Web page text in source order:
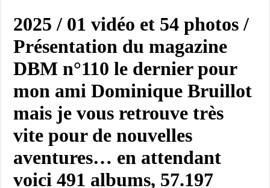
2025 / 01 vidéo et 54 photos /
Présentation du magazine
DBM n°110 le dernier pour
mon ami Dominique Bruillot
mais je vous retrouve très
vite pour de nouvelles
aventures… en attendant
voici491 albums, 57.197